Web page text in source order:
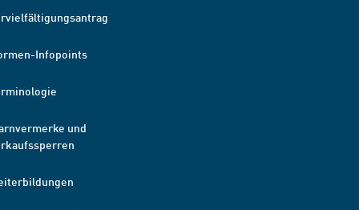
Infopoints
und